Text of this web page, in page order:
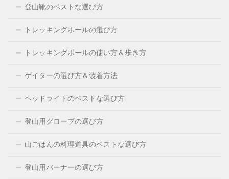
登山靴のベストな選び方
トレッキングポールの選び方
トレッキングポールの使い方＆歩き方
ゲイターの選び方＆装着方法
ヘッドライトのベストな選び方
登山用グローブの選び方
山ごはんの料理道具のベストな選び方
登山用バーナーの選び方